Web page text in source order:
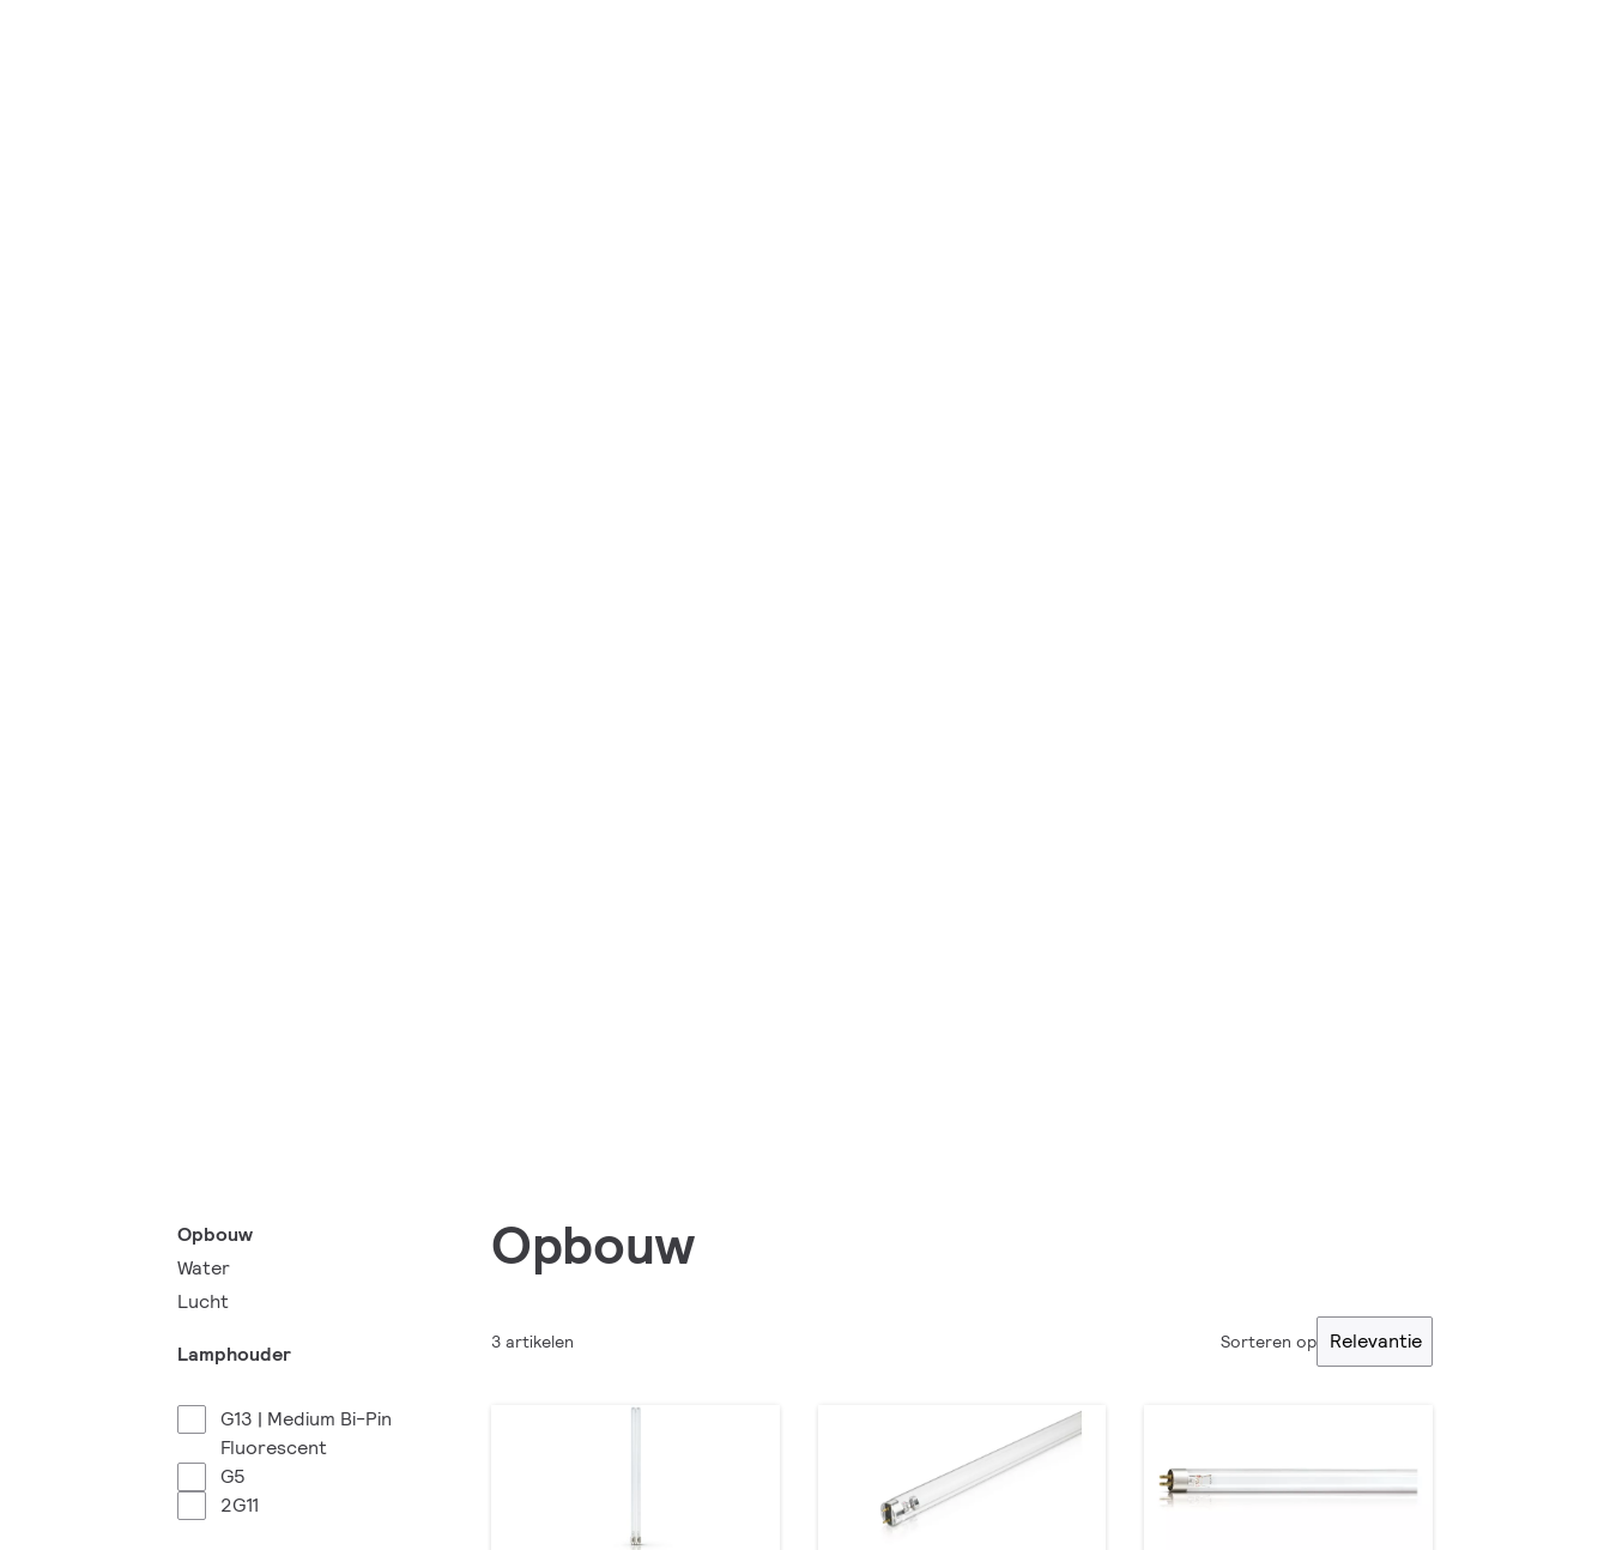
Opbouw
Water
Lucht
Lamphouder
G13 | Medium Bi-Pin
Fluorescent
G5
2G11
Opbouw
3 artikelen Sorteren op Relevantie